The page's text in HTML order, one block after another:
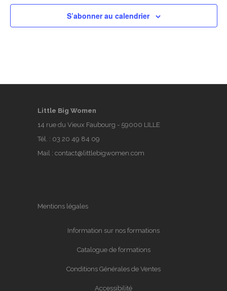
S’abonner au calendrier
Little Big Women
14 rue du Vieux Faubourg - 59000 LILLE
Tél. : 03 20 49 84 09
Mail : contact@littlebigwomen.com
Mentions légales
Information sur nos formations
Catalogue de formations
Conditions Générales de Ventes
Accessibilité